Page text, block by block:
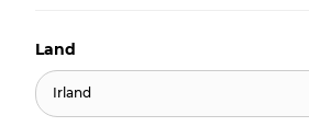
Land
Irland